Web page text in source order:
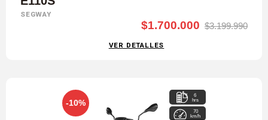
SEGWAY
$1.700.000 $3.199.990
VER DETALLES
-10%
6
hrs
70
km/h